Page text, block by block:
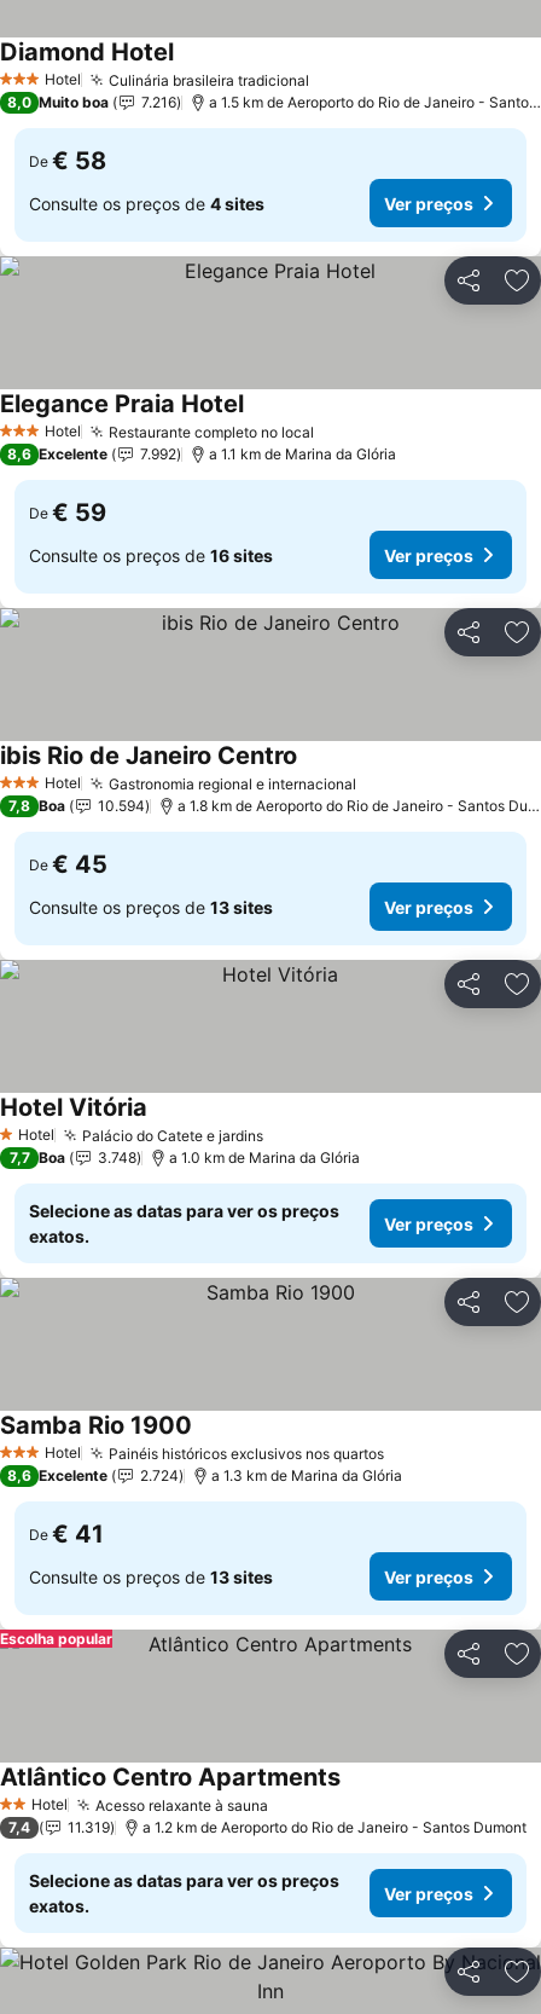
3 EstrelasHotel Culinária brasileira tradicional
Diamond Hotel
8,0 Muito boa 7.216 a 1.5 km de Aeroporto do Rio de Janeiro - Santos Dumont
De € 58
Consulte os preços de 4 sites Ver preços
Partilhar
3 EstrelasHotel Restaurante completo no local
Elegance Praia Hotel
8,6 Excelente 7.992 a 1.1 km de Marina da Glória
De € 59
Consulte os preços de 16 sites Ver preços
Partilhar
3 EstrelasHotel Gastronomia regional e internacional
ibis Rio de Janeiro Centro
7,8 Boa 10.594 a 1.8 km de Aeroporto do Rio de Janeiro - Santos Dumont
De € 45
Consulte os preços de 13 sites Ver preços
Partilhar
1 Estrelas
Hotel Palácio do Catete e jardins
Hotel Vitória
7,7 Boa 3.748 a 1.0 km de Marina da Glória
Selecione as datas para ver os preços
exatos.
Ver preços
Partilhar
3 EstrelasHotel Painéis históricos exclusivos nos quartos
Samba Rio 1900
8,6 Excelente 2.724 a 1.3 km de Marina da Glória
De € 41
Consulte os preços de 13 sites Ver preços
Partilhar
Escolha popular
2 Estrelas
Hotel Acesso relaxante à sauna
Atlântico Centro Apartments
7,4 11.319 a 1.2 km de Aeroporto do Rio de Janeiro - Santos Dumont
Selecione as datas para ver os preços
exatos.
Ver preços
Partilhar